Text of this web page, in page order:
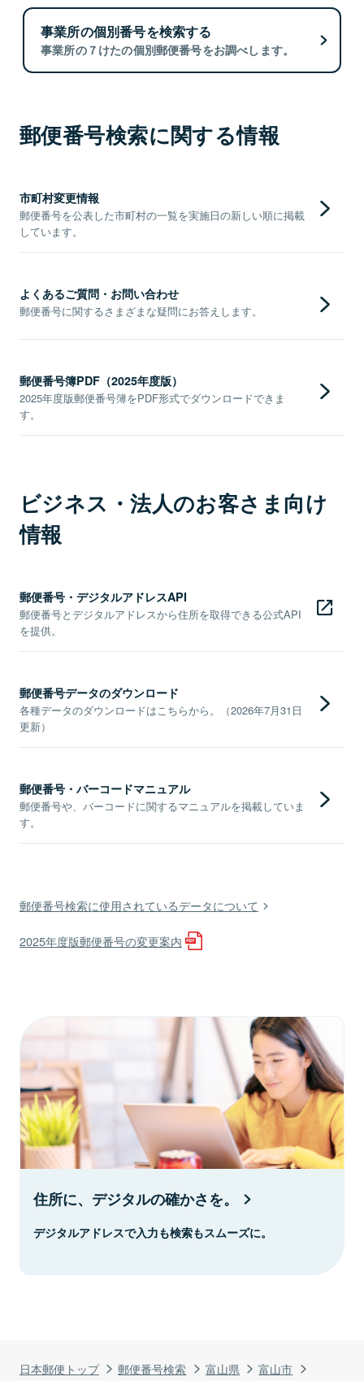
日本郵便トップ 郵便番号検索 富山県
富山市
事業所の個別番号を検索する
事業所の７けたの個別郵便番号をお調べします。
郵便番号検索に関する情報
市町村変更情報
郵便番号を公表した市町村の一覧を実施日の新しい順に掲載
しています。
よくあるご質問・お問い合わせ
郵便番号に関するさまざまな疑問にお答えします。
郵便番号簿PDF（2025年度版）
2025年度版郵便番号簿をPDF形式でダウンロードできま
す。
ビジネス・法人のお客さま向け
情報
郵便番号・デジタルアドレスAPI
郵便番号とデジタルアドレスから住所を取得できる公式API
を提供。
郵便番号データのダウンロード
各種データのダウンロードはこちらから。（2026年7月31日
更新）
郵便番号・バーコードマニュアル
郵便番号や、バーコードに関するマニュアルを掲載していま
す。
郵便番号検索に使用されているデータについて
2025年度版郵便番号の変更案内
住所に、デジタルの確かさを。
デジタルアドレスで入力も検索もスムーズに。